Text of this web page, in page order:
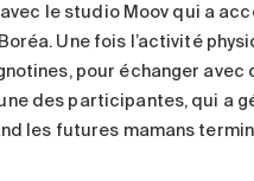
le studio Moov qui a
Une fois l’activité
pour échanger avec
des participantes, qui a
les futures mamans